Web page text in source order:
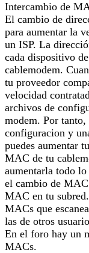
Intercambio de
El cambio de
para aumentar la
un ISP. La
cada dispositivo
cablemodem.
tu proveedor
velocidad
archivos de
modem. Por
configuracion y
puedes aumentar
MAC de tu
aumentarla todo
el cambio de
MAC en tu
MACs que
las de otros
En el foro hay un
MACs.